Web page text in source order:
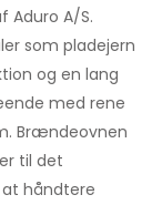
Aduro A/S.
som pladejern
og en lang
med rene
Brændeovnen
til det
håndtere